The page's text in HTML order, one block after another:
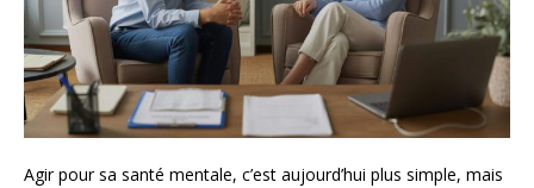
Agir pour sa santé mentale, c’est aujourd’hui plus simple, mais